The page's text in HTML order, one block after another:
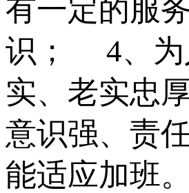
有一定的服
识； 4、为
实、老实忠
意识强、责
能适应加班